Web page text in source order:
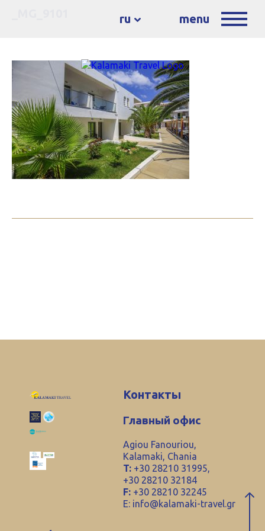
ru menu
Контакты
Главный офис
Agiou Fanouriou,
Kalamaki, Chania
T: +30 28210 31995,
+30 28210 32184
F: +30 28210 32245
E: info@kalamaki-travel.gr